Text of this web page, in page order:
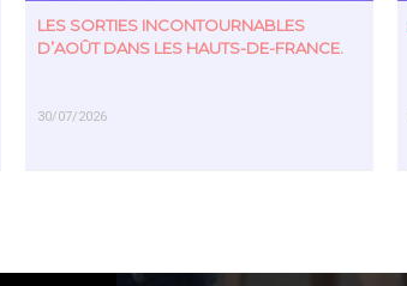
LES SORTIES INCONTOURNABLES
D’AOÛT DANS LES HAUTS-DE-FRANCE.
30/07/2026